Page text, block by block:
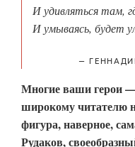
И удивляться там,
И умываясь, будет
Многие ваши герои
широкому читателю
фигура, наверное,
Рудаков,